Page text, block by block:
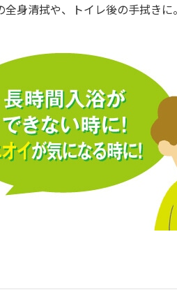
身清拭や、トイレ後の手拭きに